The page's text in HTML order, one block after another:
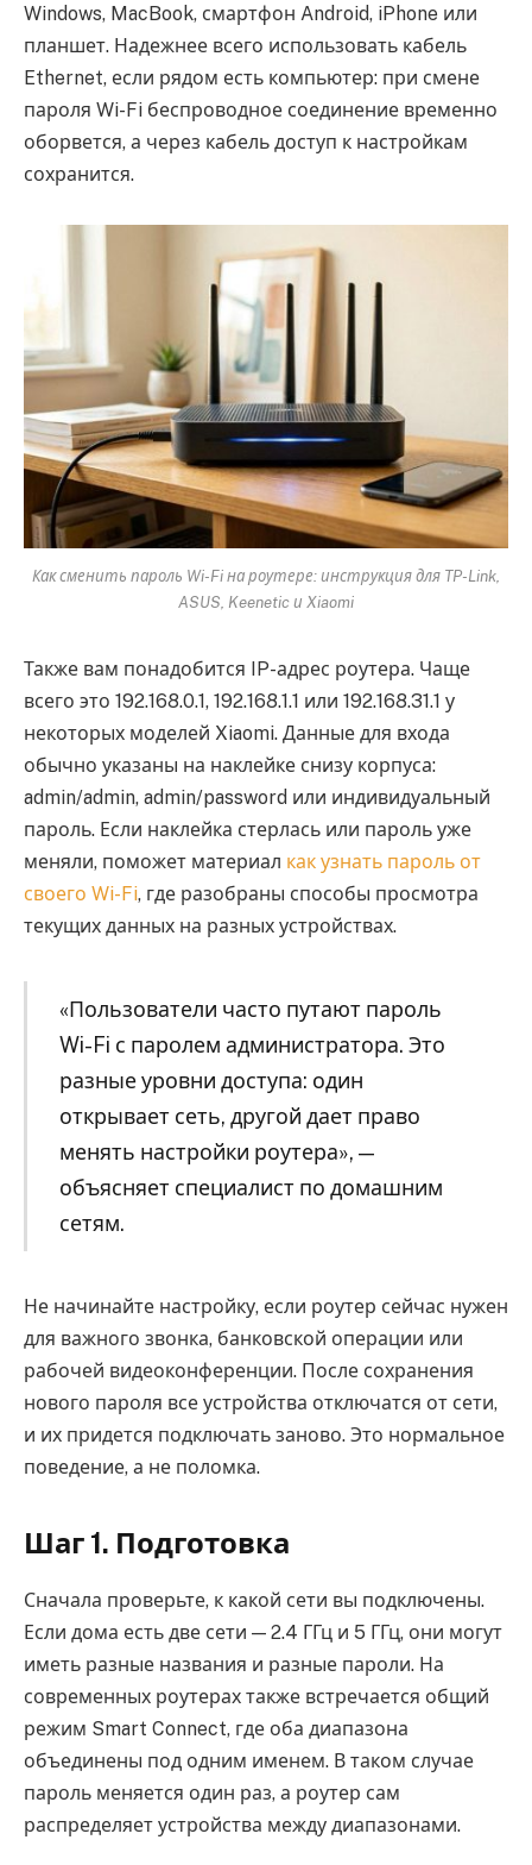
Windows, MacBook, смартфон Android, iPhone или
планшет. Надежнее всего использовать кабель
Ethernet, если рядом есть компьютер: при смене
пароля Wi-Fi беспроводное соединение временно
оборвется, а через кабель доступ к настройкам
сохранится.
Как сменить пароль Wi-Fi на роутере: инструкция для TP-Link,
ASUS, Keenetic и Xiaomi
Также вам понадобится IP-адрес роутера. Чаще
всего это 192.168.0.1, 192.168.1.1 или 192.168.31.1 у
некоторых моделей Xiaomi. Данные для входа
обычно указаны на наклейке снизу корпуса:
admin/admin, admin/password или индивидуальный
пароль. Если наклейка стерлась или пароль уже
меняли, поможет материал как узнать пароль от
своего Wi-Fi, где разобраны способы просмотра
текущих данных на разных устройствах.
«Пользователи часто путают пароль
Wi-Fi с паролем администратора. Это
разные уровни доступа: один
открывает сеть, другой дает право
менять настройки роутера», —
объясняет специалист по домашним
сетям.
Не начинайте настройку, если роутер сейчас нужен
для важного звонка, банковской операции или
рабочей видеоконференции. После сохранения
нового пароля все устройства отключатся от сети,
и их придется подключать заново. Это нормальное
поведение, а не поломка.
Шаг 1. Подготовка
Сначала проверьте, к какой сети вы подключены.
Если дома есть две сети — 2.4 ГГц и 5 ГГц, они могут
иметь разные названия и разные пароли. На
современных роутерах также встречается общий
режим Smart Connect, где оба диапазона
объединены под одним именем. В таком случае
пароль меняется один раз, а роутер сам
распределяет устройства между диапазонами.